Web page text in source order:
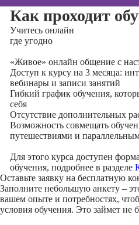
Как проходит
Учитесь онлайн
где угодно
«Живое» онлайн общение с
Доступ к курсу на 3 месяца:
вебинары и записи занятий
Гибкий график обучения,
себя
Отсутствие дополнительных
Возможность совмещать
путешествиями и
Для этого курса доступен
обучения, подробнее в разделе
Оставьте заявку на бесплатную
Заполните небольшую анкету –
вашем опыте и потребностях,
условия обучения. Это займет не